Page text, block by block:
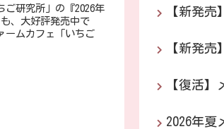
、大好評発売中で
【新発
【新発売
【復活
2026年夏